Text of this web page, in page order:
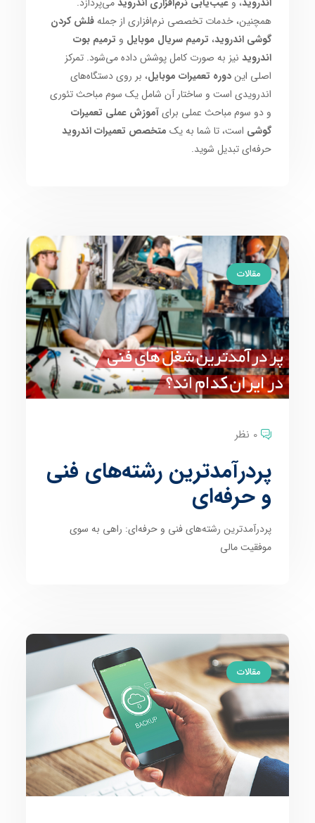
همچنین، خدمات تخصصی نرم‌افزاری از جملهفلش کردن
گوشی اندروید، ترمیم سریال موبایل و ترمیم بوت
اندروید نیز به صورت کامل پوشش داده می‌شود. تمرکز
اصلی ایندوره تعمیرات موبایل، بر روی دستگاه‌های
اندرویدی است و ساختار آن شامل یک سوم مباحث تئوری
و دو سوم مباحث عملی برایآموزش عملی تعمیرات
گوشی است، تا شما به یک متخصص تعمیرات اندروید
حرفه‌ای تبدیل شوید.
مقالات
0 نظر
پردرآمدترین رشته‌های فنی
و حرفه‌ای
پردرآمدترین رشته‌های فنی و حرفه‌ای: راهی به سوی
موفقیت مالی
مقالات